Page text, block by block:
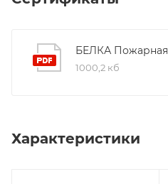
БЕЛКА Пожарная
1000,2 кб
Характеристики